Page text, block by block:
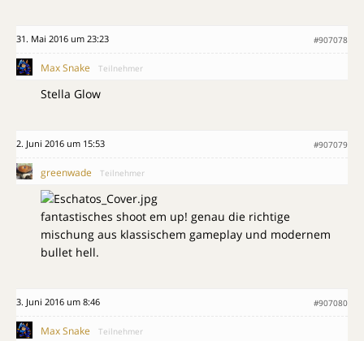
31. Mai 2016 um 23:23 #907078
Max Snake Teilnehmer
Stella Glow
2. Juni 2016 um 15:53 #907079
greenwade Teilnehmer
fantastisches shoot em up! genau die richtige
mischung aus klassischem gameplay und modernem
bullet hell.
3. Juni 2016 um 8:46 #907080
Max Snake Teilnehmer